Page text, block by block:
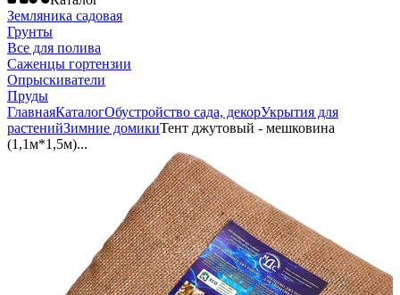
Земляника садовая
Грунты
Все для полива
Саженцы гортензии
Опрыскиватели
Пруды
ГлавнаяКаталогОбустройство сада, декорУкрытия для
растенийЗимние домикиТент джутовый - мешковина
(1,1м*1,5м)...